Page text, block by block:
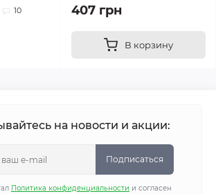
10 407 грн
В корзину
на новости и акции:
Подписаться
Политика конфиденциальности и согласен